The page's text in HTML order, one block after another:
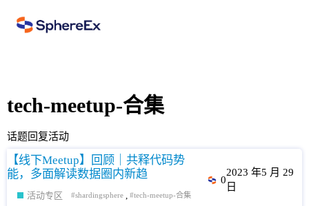
tech-meetup-合集
话题 回复活动
【线下Meetup】回顾｜共释代码势
能，多面解读数据圈内新趋
活动专区 shardingsphere , tech-meetup-合集
0
2023 年5 月 29
日